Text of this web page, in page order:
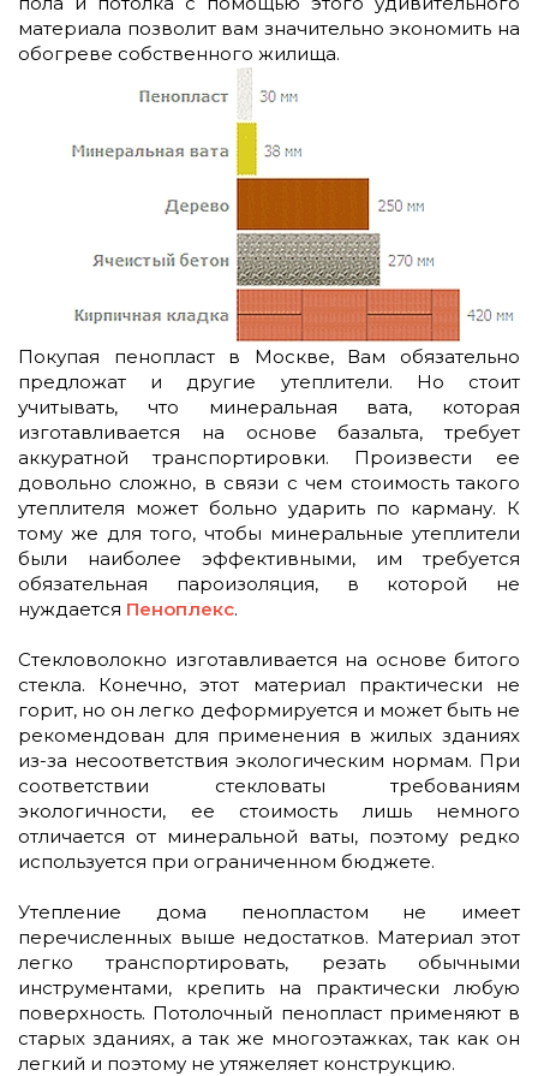
материала позволит вам значительно экономить на
обогреве собственного жилища.
Покупая пенопласт в Москве, Вам обязательно
предложат и другие утеплители. Но стоит
учитывать, что минеральная вата, которая
изготавливается на основе базальта, требует
аккуратной транспортировки. Произвести ее
довольно сложно, в связи с чем стоимость такого
утеплителя может больно ударить по карману. К
тому же для того, чтобы минеральные утеплители
были наиболее эффективными, им требуется
обязательная пароизоляция, в которой не
нуждается Пеноплекс.
Стекловолокно изготавливается на основе битого
стекла. Конечно, этот материал практически не
горит, но он легко деформируется и может быть не
рекомендован для применения в жилых зданиях
из-за несоответствия экологическим нормам. При
соответствии стекловаты требованиям
экологичности, ее стоимость лишь немного
отличается от минеральной ваты, поэтому редко
используется при ограниченном бюджете.
Утепление дома пенопластом не имеет
перечисленных выше недостатков. Материал этот
легко транспортировать, резать обычными
инструментами, крепить на практически любую
поверхность. Потолочный пенопласт применяют в
старых зданиях, а так же многоэтажках, так как он
легкий и поэтому не утяжеляет конструкцию.